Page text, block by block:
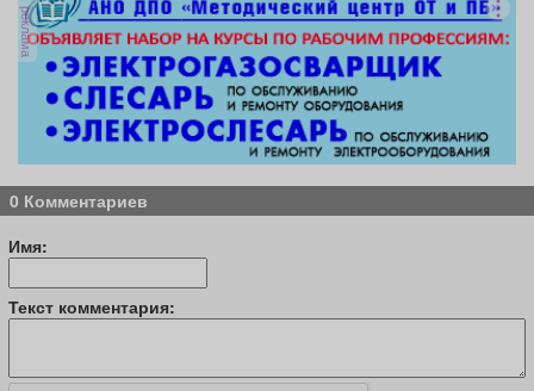
реклама
0 Комментариев
Имя:
Текст комментария: